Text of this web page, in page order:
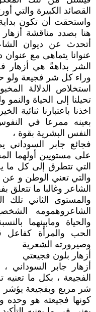
القصائد الكبيرة والتي
واستحقت أن تكون
هنا بصدد مناقشة أزهار
أتحدث عن ديوان
عنوانا يتماهى مع عنوان
الشر بداهةً هي
وراء كل شر فجيعة ولو
استخلاص الدلالة
تحيلنا إلى الحياة
اخذنا باعتبارنا ثنائية
بعينه ممرعا في
النفس البشرية بقوة ،
فجائع جابر السوداني
على مستويين أولهما
التي تتطرق إلى كل ما
والتي تعني الوطن و
الشاعر وغالبا ما تتعلق
والمستوى الثاني تلك
الشاعروهمومه
والحياة ومابينهما
الحب والمرأة
وصيرورته الشعرية
أزهار بلون فجيعتي
أزهار جابر السوداني
الفجيعة ، بكل ما
شر مريع وبفجيعة يؤشر
كونها فجيعته هو وحده